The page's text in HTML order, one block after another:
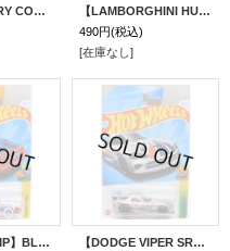
【'69 MERCURY COUGAR ELIMINATOR】LT.OLIVE/MC5
【LAMBORGHINI HURACAN LP 620-2 SUPER TROFEO】RED/DD-10SP
490円(税込)
[在庫なし]
【SPEED BUMP】BLUE/5SP-DD8
【DODGE VIPER SRT10 ACR】SILVER/PR5